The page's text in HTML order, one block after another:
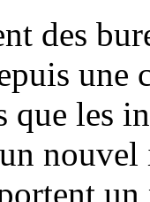
des
une
que les